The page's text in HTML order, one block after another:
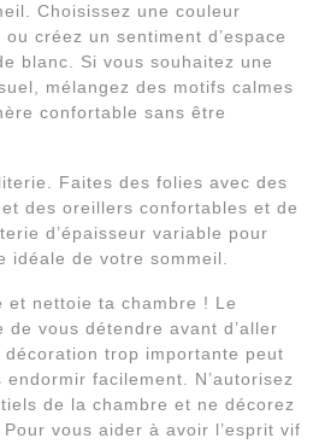
Choisissez une couleur
créez un sentiment d’espace
blanc. Si vous souhaitez une
mélangez des motifs calmes
confortable sans être
Faites des folies avec des
des oreillers confortables et de
d’épaisseur variable pour
idéale de votre sommeil.
et nettoie ta chambre ! Le
de vous détendre avant d’aller
trop importante peut
facilement. N’autorisez
de la chambre et ne décorez
vous aider à avoir l’esprit vif